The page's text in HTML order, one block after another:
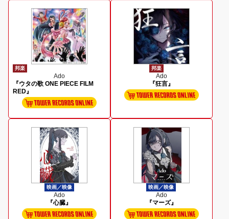
邦楽
Ado
『ウタの歌 ONE PIECE FILM
RED』
邦楽
Ado
『狂言』
映画／映像
Ado
『心臓』
映画／映像
Ado
『マーズ』